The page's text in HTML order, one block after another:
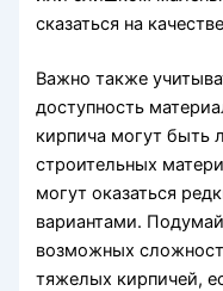
сказаться на
Важно также
доступность
кирпича могут быть
строительных
могут оказаться
вариантами.
возможных
тяжелых кирпичей,